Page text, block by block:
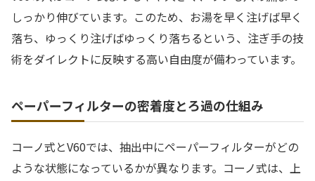
しっかり伸びています。このため、お湯を早く注げば早く
落ち、ゆっくり注げばゆっくり落ちるという、注ぎ手の技
術をダイレクトに反映する高い自由度が備わっています。
ペーパーフィルターの密着度とろ過の仕組み
コーノ式とV60では、抽出中にペーパーフィルターがどの
ような状態になっているかが異なります。コーノ式は、上